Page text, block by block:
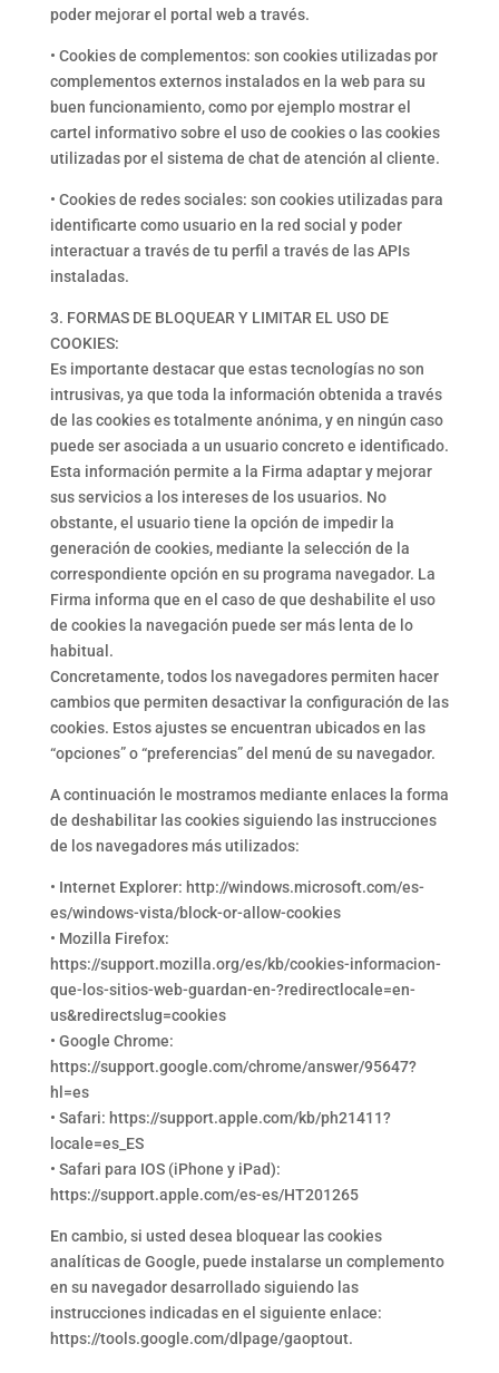
poder mejorar el portal web a través.
• Cookies de complementos: son cookies utilizadas por
complementos externos instalados en la web para su
buen funcionamiento, como por ejemplo mostrar el
cartel informativo sobre el uso de cookies o las cookies
utilizadas por el sistema de chat de atención al cliente.
• Cookies de redes sociales: son cookies utilizadas para
identificarte como usuario en la red social y poder
interactuar a través de tu perfil a través de las APIs
instaladas.
3. FORMAS DE BLOQUEAR Y LIMITAR EL USO DE
COOKIES:
Es importante destacar que estas tecnologías no son
intrusivas, ya que toda la información obtenida a través
de las cookies es totalmente anónima, y en ningún caso
puede ser asociada a un usuario concreto e identificado.
Esta información permite a la Firma adaptar y mejorar
sus servicios a los intereses de los usuarios. No
obstante, el usuario tiene la opción de impedir la
generación de cookies, mediante la selección de la
correspondiente opción en su programa navegador. La
Firma informa que en el caso de que deshabilite el uso
de cookies la navegación puede ser más lenta de lo
habitual.
Concretamente, todos los navegadores permiten hacer
cambios que permiten desactivar la configuración de las
cookies. Estos ajustes se encuentran ubicados en las
“opciones” o “preferencias” del menú de su navegador.
A continuación le mostramos mediante enlaces la forma
de deshabilitar las cookies siguiendo las instrucciones
de los navegadores más utilizados:
• Internet Explorer: http://windows.microsoft.com/es-
es/windows-vista/block-or-allow-cookies
• Mozilla Firefox:
https://support.mozilla.org/es/kb/cookies-informacion-
que-los-sitios-web-guardan-en-?redirectlocale=en-
us&redirectslug=cookies
• Google Chrome:
https://support.google.com/chrome/answer/95647?
hl=es
• Safari: https://support.apple.com/kb/ph21411?
locale=es_ES
• Safari para IOS (iPhone y iPad):
https://support.apple.com/es-es/HT201265
En cambio, si usted desea bloquear las cookies
analíticas de Google, puede instalarse un complemento
en su navegador desarrollado siguiendo las
instrucciones indicadas en el siguiente enlace:
https://tools.google.com/dlpage/gaoptout.